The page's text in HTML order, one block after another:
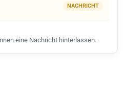
NACHRICHT
eine Nachricht hinterlassen.